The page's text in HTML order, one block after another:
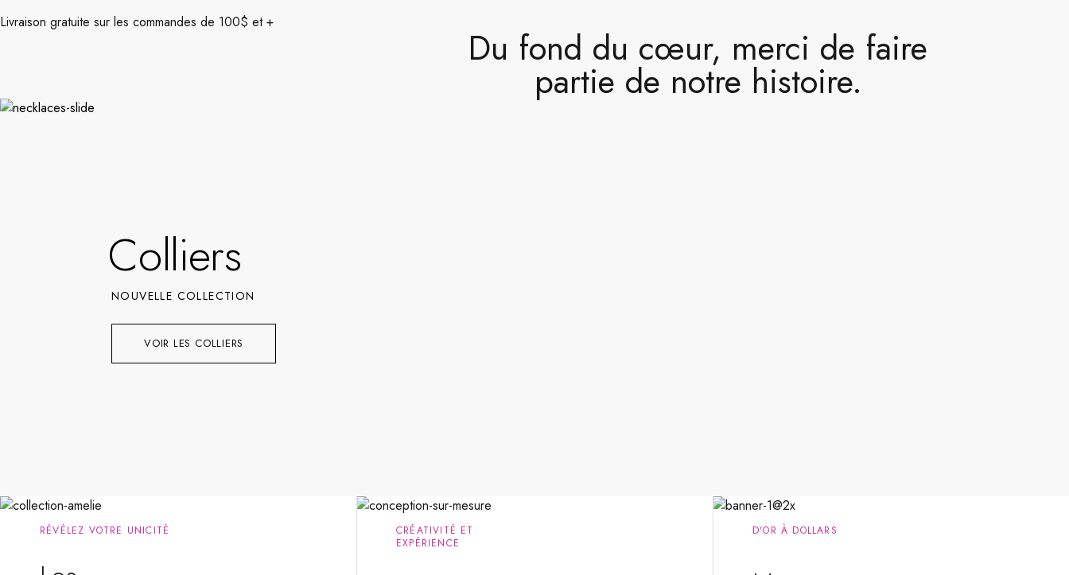
Livraison gratuite sur les commandes de 100$ et +
Du fond du cœur, merci de faire
partie de notre histoire.
Colliers
NOUVELLE COLLECTION
VOIR LES COLLIERS
RÉVÉLEZ VOTRE UNICITÉ
CRÉATIVITÉ ET
EXPÉRIENCE
D'OR À DOLLARS